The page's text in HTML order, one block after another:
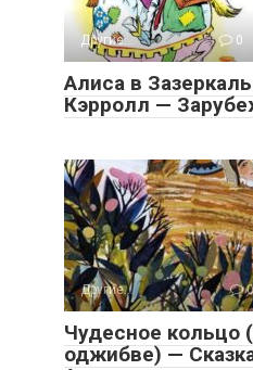
Другие... 0
Алиса в
Кэрролл —
Другие... 0
Чудесное кольцо
оджибве) —